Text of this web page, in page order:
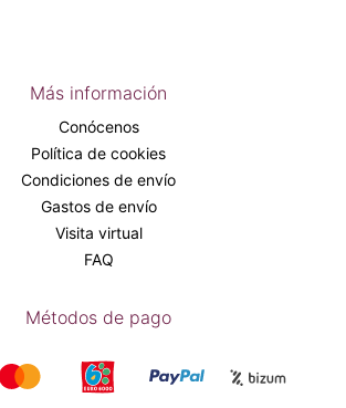
Más información
Conócenos
Política de cookies
Condiciones de envío
Gastos de envío
Visita virtual
FAQ
Métodos de pago